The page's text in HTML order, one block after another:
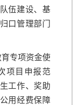
伍建设、基
口管理部门
专项资金使
项目申报范
工作、奖助
用经费保障